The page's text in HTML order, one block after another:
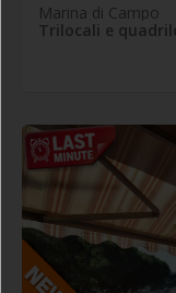
Marina di Campo
Trilocali e
Comodo
terrazza
composto da
(n.2 singoli),
doppia (n.2 singoli
doccia finestrato